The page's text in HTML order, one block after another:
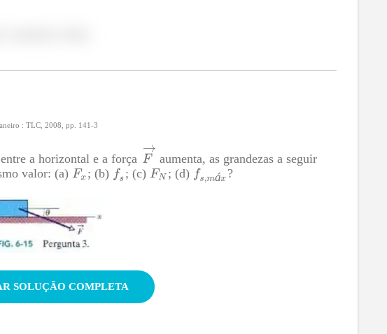
o bloco se move! Agora vamos fazer exercícios?
: TLC, 2008, pp. 141-3
entre a horizontal e a força
aumenta, as grandezas a seguir
valor: (a)
; (b) ; (c) ; (d) á ?
MOSTRAR SOLUÇÃO COMPLETA